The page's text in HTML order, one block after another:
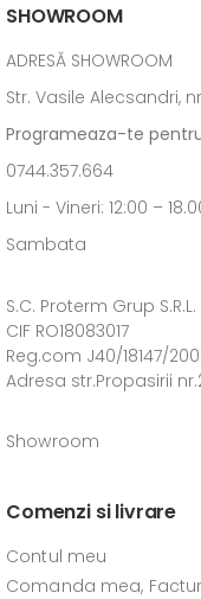
SHOWROOM
ADRESĂ SHOWROOM
Str. Vasile Alecsandri,
Programeaza-te
0744.357.664
Luni - Vineri: 12:00 –
Sambata
S.C. Proterm Grup S.R.L.
CIF RO18083017
Reg.com J40/18147/
Adresa str.Propasirii
Showroom
Comenzi si livrare
Contul meu
Comanda mea,